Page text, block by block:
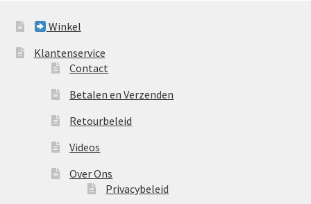
Winkel
Klantenservice
Contact
Betalen en Verzenden
Retourbeleid
Videos
Over Ons
Privacybeleid